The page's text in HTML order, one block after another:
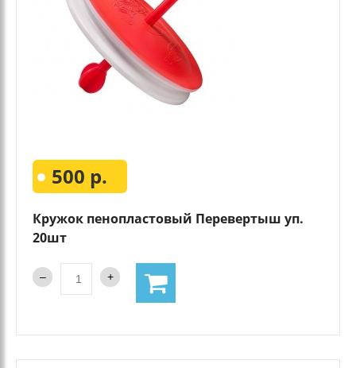
500 р.
Кружок пенопластовый Перевертыш уп.
20шт